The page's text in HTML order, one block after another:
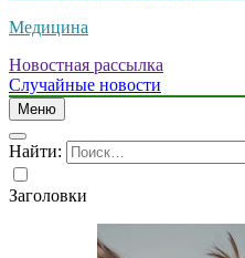
Медицина
Новостная рассылка
Случайные новости
Меню
Найти:
Заголовки